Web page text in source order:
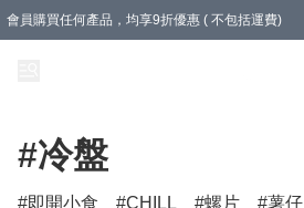
會員購買任何產品，均享9折優惠 ( 不包括運費)
#冷盤
即開小食 CHILL 螺片 薯仔